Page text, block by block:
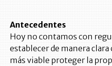
Antecedentes
Hoy no contamos con
establecer de manera clara
más viable proteger la